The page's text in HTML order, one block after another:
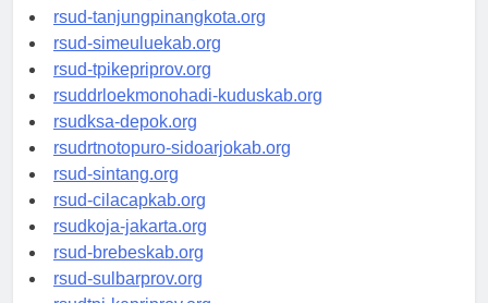
rsud-kotabogor.org
rsud-tanjungpinangkota.org
rsud-simeuluekab.org
rsud-tpikepriprov.org
rsuddrloekmonohadi-kuduskab.org
rsudksa-depok.org
rsudrtnotopuro-sidoarjokab.org
rsud-sintang.org
rsud-cilacapkab.org
rsudkoja-jakarta.org
rsud-brebeskab.org
rsud-sulbarprov.org